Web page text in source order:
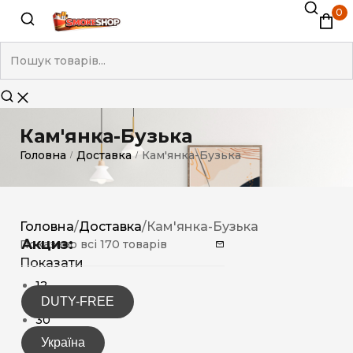
0
Кам'янка-Бузька
Головна / Доставка / Кам'янка-Бузька
Акциз:
DUTY-FREE
Україна
Головна/Доставка/Кам'янка-Бузька
Показано всі 170 товарів
Показати
12
15
30